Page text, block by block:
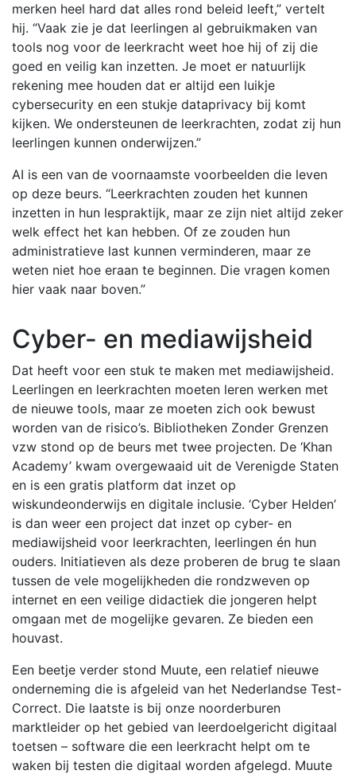
merken heel hard dat alles rond beleid leeft,” vertelt
hij. “Vaak zie je dat leerlingen al gebruikmaken van
tools nog voor de leerkracht weet hoe hij of zij die
goed en veilig kan inzetten. Je moet er natuurlijk
rekening mee houden dat er altijd een luikje
cybersecurity en een stukje dataprivacy bij komt
kijken. We ondersteunen de leerkrachten, zodat zij hun
leerlingen kunnen onderwijzen.”
AI is een van de voornaamste voorbeelden die leven
op deze beurs. “Leerkrachten zouden het kunnen
inzetten in hun lespraktijk, maar ze zijn niet altijd zeker
welk effect het kan hebben. Of ze zouden hun
administratieve last kunnen verminderen, maar ze
weten niet hoe eraan te beginnen. Die vragen komen
hier vaak naar boven.”
Cyber- en mediawijsheid
Dat heeft voor een stuk te maken met mediawijsheid.
Leerlingen en leerkrachten moeten leren werken met
de nieuwe tools, maar ze moeten zich ook bewust
worden van de risico’s. Bibliotheken Zonder Grenzen
vzw stond op de beurs met twee projecten. De ‘Khan
Academy’ kwam overgewaaid uit de Verenigde Staten
en is een gratis platform dat inzet op
wiskundeonderwijs en digitale inclusie. ‘Cyber Helden’
is dan weer een project dat inzet op cyber- en
mediawijsheid voor leerkrachten, leerlingen én hun
ouders. Initiatieven als deze proberen de brug te slaan
tussen de vele mogelijkheden die rondzweven op
internet en een veilige didactiek die jongeren helpt
omgaan met de mogelijke gevaren. Ze bieden een
houvast.
Een beetje verder stond Muute, een relatief nieuwe
onderneming die is afgeleid van het Nederlandse Test-
Correct. Die laatste is bij onze noorderburen
marktleider op het gebied van leerdoelgericht digitaal
toetsen – software die een leerkracht helpt om te
waken bij testen die digitaal worden afgelegd. Muute